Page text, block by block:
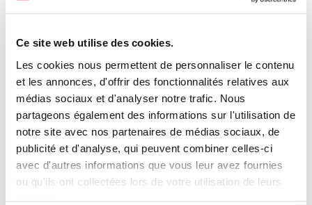
Ce site web utilise des cookies.
Les cookies nous permettent de personnaliser le contenu
et les annonces, d'offrir des fonctionnalités relatives aux
médias sociaux et d'analyser notre trafic. Nous
partageons également des informations sur l'utilisation de
notre site avec nos partenaires de médias sociaux, de
publicité et d'analyse, qui peuvent combiner celles-ci
avec d'autres informations que vous leur avez fournies
ou qu'ils ont collectées lors de votre utilisation de leurs
services.
Recevoir une offre de prix
Description
Disponible en version canapé de salon et canapé de salle à
manger,Jagger
de Norr11 affiche des contours arrondis audacieux
qui s'inspirent des formes expressives des canapés des années
70. Composé de segments, Jagger encourage la créativité dans la
conception et l'agencement, offrant la flexibilité nécessaire pour